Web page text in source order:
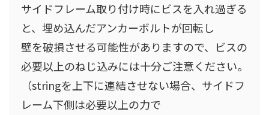
サイドフレーム取り付け時にビスを入れ過ぎる
と、埋め込んだアンカーボルトが回転し
壁を破損させる可能性がありますので、ビスの
必要以上のねじ込みには十分ご注意ください。
（stringを上下に連結させない場合、サイドフ
レーム下側は必要以上の力で